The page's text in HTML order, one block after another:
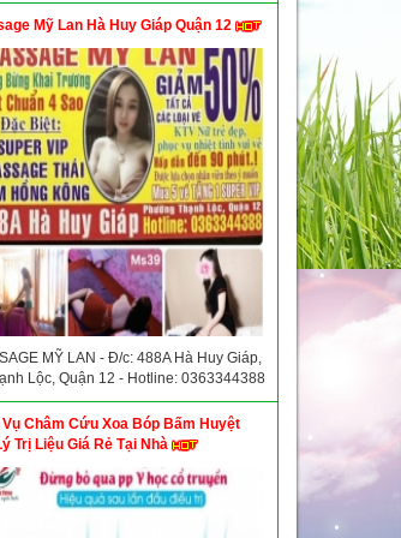
Mỹ Lan Hà Huy Giáp Quận 12
MỸ LAN - Đ/c: 488A Hà Huy Giáp,
Lộc, Quận 12 - Hotline: 0363344388
Vụ Châm Cứu Xoa Bóp Bấm Huyệt
Trị Liệu Giá Rẻ Tại Nhà